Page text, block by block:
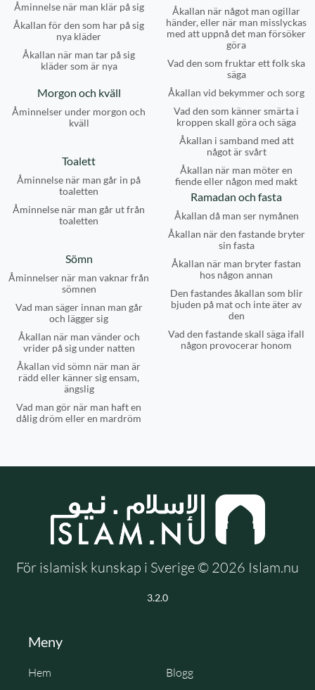
Åkallan när något man ogillar
händer, eller när man misslyckas
med att uppnå det man försöker
göra
Vad den som fruktar ett folk ska
säga
Åkallan vid bekymmer och sorg
Vad den som känner smärta i
kroppen skall göra och säga
Åkallan i samband med att
något är svårt
Åkallan när man möter en
fiende eller någon med makt
Åminnelse när man klär på sig
Åkallan för den som har på sig
nya kläder
Åkallan när man tar på sig
kläder som är nya
Morgon och kväll
Åminnelser under morgon och
kväll
Toalett
Åminnelse när man går in på
toaletten
Åminnelse när man går ut från
toaletten
Ramadan och fasta
Åkallan då man ser nymånen
Åkallan när den fastande bryter
sin fasta
Åkallan när man bryter fastan
hos någon annan
Den fastandes åkallan som blir
bjuden på mat och inte äter av
den
Vad den fastande skall säga ifall
någon provocerar honom
Sömn
Åminnelser när man vaknar från
sömnen
Vad man säger innan man går
och lägger sig
Åkallan när man vänder och
vrider på sig under natten
Åkallan vid sömn när man är
rädd eller känner sig ensam,
ängslig
Vad man gör när man haft en
dålig dröm eller en mardröm
För islamisk kunskap i Sverige © 2026 Islam.nu
3.2.0
Meny
Hem
Blogg